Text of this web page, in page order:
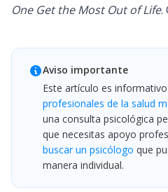
One Get the Most Out of Life.
Aviso importante
Este artículo es
profesionales de la salud
una consulta psicológica
que necesitas apoyo
buscar un psicólogo que
manera individual.